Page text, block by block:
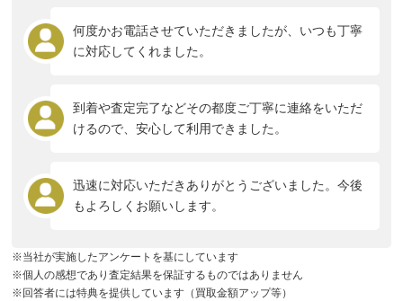
何度かお電話させていただきましたが、いつも丁寧
に対応してくれました。
到着や査定完了などその都度ご丁寧に連絡をいただ
けるので、安心して利用できました。
迅速に対応いただきありがとうございました。今後
もよろしくお願いします。
※当社が実施したアンケートを基にしています
※個人の感想であり査定結果を保証するものではありません
※回答者には特典を提供しています（買取金額アップ等）